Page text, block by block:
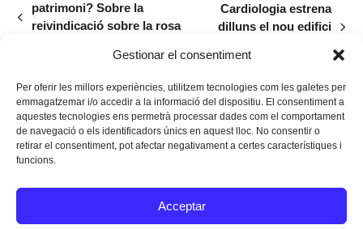
Gestionar el consentiment
Per oferir les millors experiències, utilitzem tecnologies com les galetes per
emmagatzemar i/o accedir a la informació del dispositiu. El consentiment a
aquestes tecnologies ens permetrà processar dades com el comportament
de navegació o els identificadors únics en aquest lloc. No consentir o
retirar el consentiment, pot afectar negativament a certes característiques i
funcions.
Acceptar
previous
patrimoni? Sobre la
reivindicació sobre la rosa
next
post:
Cardiologia estrena
dilluns el nou edifici
Instagram
Facebook
Twitter
Texts Legals